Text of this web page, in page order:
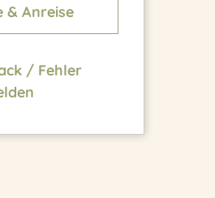
& Anreise
/ Fehler